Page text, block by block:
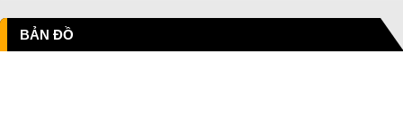
BẢN ĐỒ